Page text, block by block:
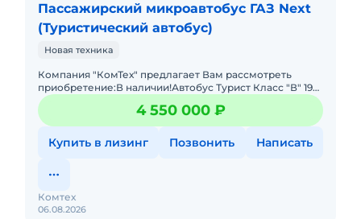
Пассажирский микроавтобус ГАЗ Next
(Туристический автобус)
Новая техника
Компания "КомТех" предлагает Вам рассмотреть
приобретение:В наличии!Автобус Турист Класс "В" 19+1
местГод выпуска 2024,Двигатель Дизельный G31, Евро
3 (149 л.с.
4 550 000 ₽
Купить в лизинг Позвонить Написать
06.08.2026
Комтех